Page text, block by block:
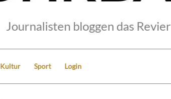
Journalisten bloggen das Revier
Kultur Sport Login